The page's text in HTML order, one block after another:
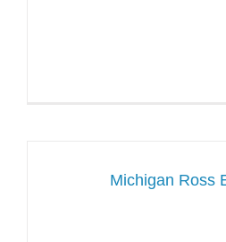
Michigan Ross